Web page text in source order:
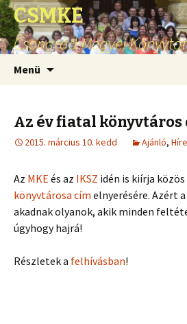
CSMKE
Csongrád Megyei
Menü
Az év fiatal könyvtáros
2015. március 10. kedd Ajánló,
Az MKE és az IKSZ idén is kiírja
könyvtárosa cím elnyerésére. Azért
akadnak olyanok, akik minden
úgyhogy hajrá!
Részletek a felhívásban!